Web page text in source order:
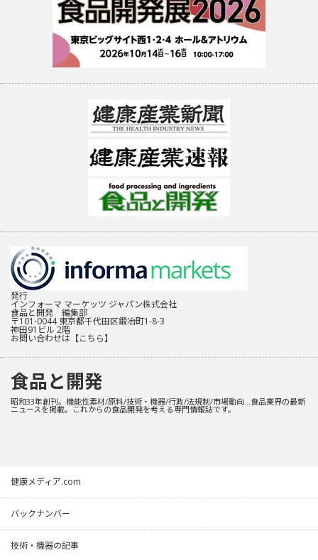
発行
インフォーマ マーケッツ ジャパン株式会社
食品と開発 編集部
〒101-0044 東京都千代田区鍛冶町1-8-3
神田91ビル 2階
お問い合わせは 【こちら】
食品と開発
昭和33年創刊。機能性素材/原料/技術・機器/行政/法規制/市場動向…食品業界の最新
ニュースを掲載。これからの食品開発を考える専門情報誌です。
健康メディア.com
バックナンバー
技術・機器の記事